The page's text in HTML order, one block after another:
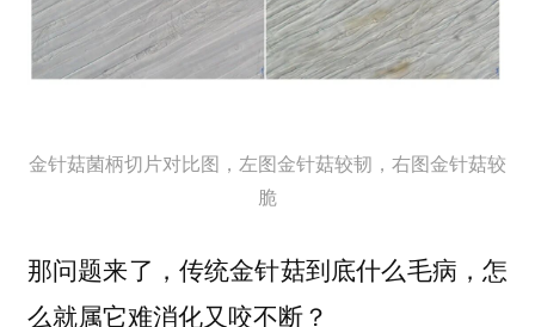
金针菇菌柄切片对比图，左图金针菇较韧，右图金针菇较
脆
那问题来了，传统金针菇到底什么毛病，怎
么就属它难消化又咬不断？